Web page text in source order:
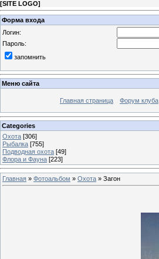
[SITE LOGO]
Форма входа
Логин:
Пароль:
запомнить
Меню сайта
Главная страница Форум клуба
Categories
Охота [306]
Рыбалка [755]
Подводная охота [49]
Флора и Фауна [223]
Главная » Фотоальбом » Охота » Загон